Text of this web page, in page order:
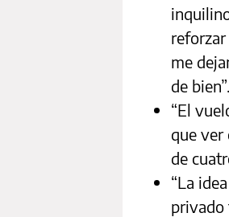
me
de bien”.
“El
que ver
de
“La
privado